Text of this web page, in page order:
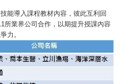
能導入課程教材內容，彼此互利回
所業界公司合作，以期提升授課內容
力。